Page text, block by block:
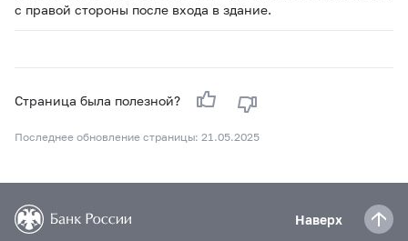
с правой стороны после входа в здание.
Страница была полезной?
Последнее обновление страницы: 21.05.2025
Наверх